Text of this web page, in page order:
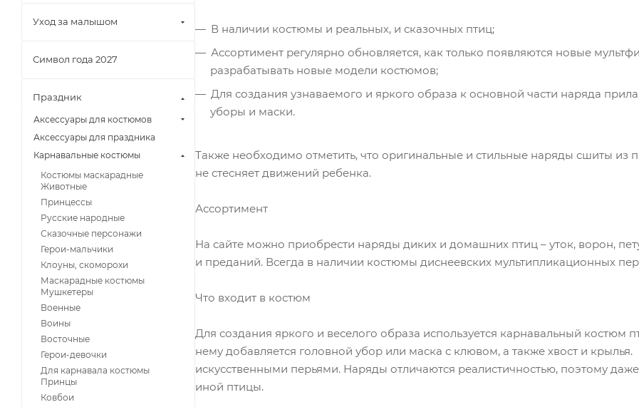
В наличии костюмы и реальных, и сказочных птиц;
Ассортимент регулярно обновляется, как только появляются новые
разрабатывать новые модели костюмов;
Для создания узнаваемого и яркого образа к основной части наряда
уборы и маски.
Также необходимо отметить, что оригинальные и стильные наряды сшиты из
не стесняет движений ребенка.
Ассортимент
На сайте можно приобрести наряды диких и домашних птиц – уток, ворон,
и преданий. Всегда в наличии костюмы диснеевских мультипликационных
Что входит в костюм
Для создания яркого и веселого образа используется карнавальный
нему добавляется головной убор или маска с клювом, а также хвост и
искусственными перьями. Наряды отличаются реалистичностью, поэтому
иной птицы.
Уход за малышом
Символ года 2027
Праздник
Аксессуары для костюмов
Аксессуары для праздника
Карнавальные костюмы
Костюмы маскарадные
Животные
Принцессы
Русские народные
Сказочные персонажи
Герои-мальчики
Клоуны, скоморохи
Маскарадные костюмы
Мушкетеры
Военные
Воины
Восточные
Герои-девочки
Для карнавала костюмы
Принцы
Ковбои